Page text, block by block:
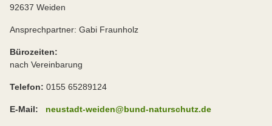
92637 Weiden
Ansprechpartner: Gabi Fraunholz
Bürozeiten:
nach Vereinbarung
Telefon: 0155 65289124
E-Mail: neustadt-weiden@bund-naturschutz.de